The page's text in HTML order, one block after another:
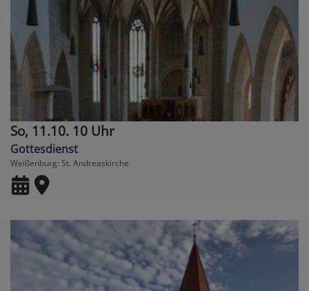
So, 11.10. 10 Uhr
Gottesdienst
Weißenburg St. Andreaskirche